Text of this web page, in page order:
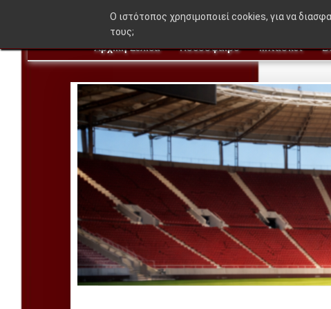
Αρχική Σελίδα Ποδόσφαιρο Μπάσκετ
O ιστότοπος χρησιμοποιεί cookies, για να
τους;